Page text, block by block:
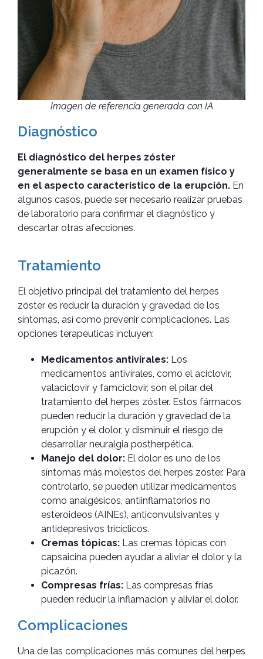
Imagen de referencia generada con IA
Diagnóstico
El diagnóstico del herpes zóster
generalmente se basa en un examen físico y
en el aspecto característico de la erupción. En
algunos casos, puede ser necesario realizar pruebas
de laboratorio para confirmar el diagnóstico y
descartar otras afecciones.
Tratamiento
El objetivo principal del tratamiento del herpes
zóster es reducir la duración y gravedad de los
síntomas, así como prevenir complicaciones. Las
opciones terapéuticas incluyen:
Medicamentos antivirales: Los
medicamentos antivirales, como el aciclovir,
valaciclovir y famciclovir, son el pilar del
tratamiento del herpes zóster. Estos fármacos
pueden reducir la duración y gravedad de la
erupción y el dolor, y disminuir el riesgo de
desarrollar neuralgia postherpética.
Manejo del dolor: El dolor es uno de los
síntomas más molestos del herpes zóster. Para
controlarlo, se pueden utilizar medicamentos
como analgésicos, antiinflamatorios no
esteroideos (AINEs), anticonvulsivantes y
antidepresivos tricíclicos.
Cremas tópicas: Las cremas tópicas con
capsaicina pueden ayudar a aliviar el dolor y la
picazón.
Compresas frías: Las compresas frías
pueden reducir la inflamación y aliviar el dolor.
Complicaciones
Una de las complicaciones más comunes del herpes